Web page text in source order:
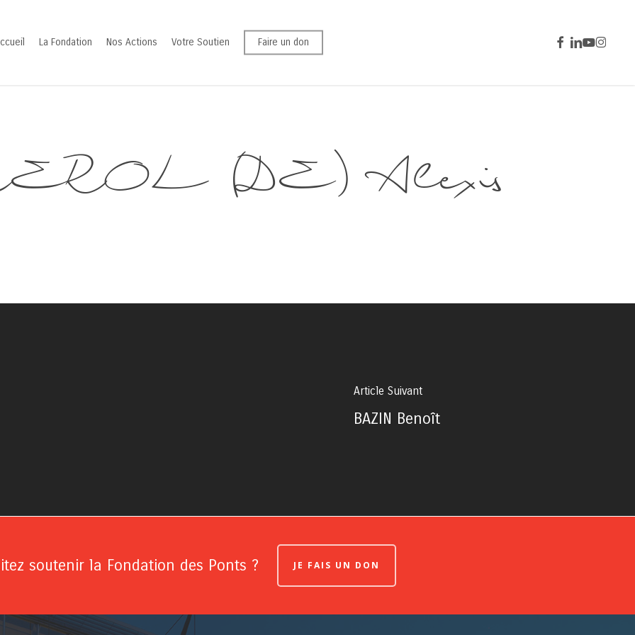
La Fondation Nos Actions Votre Soutien Faire un don facebook
linkedin
youtubeinstagram
(DE) Alexis
Article Suivant
BAZIN Benoît
soutenir la Fondation des Ponts ? JE FAIS UN DON